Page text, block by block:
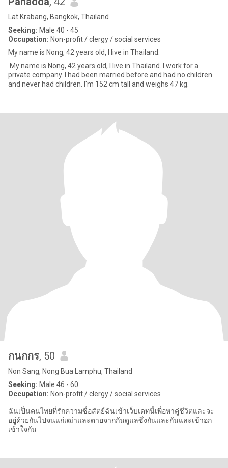
Lat Krabang, Bangkok, Thailand
Seeking: Male 40 - 45
Occupation: Non-profit / clergy / social services
My name is Nong, 42 years old, I live in Thailand.
.My name is Nong, 42 years old, I live in Thailand. I work for a
private company. I had been married before and had no children
and never had children. I'm 152 cm tall and weighs 47 kg.
กนกกร, 50
Non Sang, Nong Bua Lamphu, Thailand
Seeking: Male 46 - 60
Occupation: Non-profit / clergy / social services
ฉันเป็นคนไทยที่รักความซื่อสัตย์ฉันเข้าเว็บเดทนี้เพื่อหาคู่ชีวิตและจะ
อยู่ด้วยกันไปจนแก่เฒ่าและตายจากกันดูแลซึ่งกันและกันและเข้าอก
เข้าใจกัน